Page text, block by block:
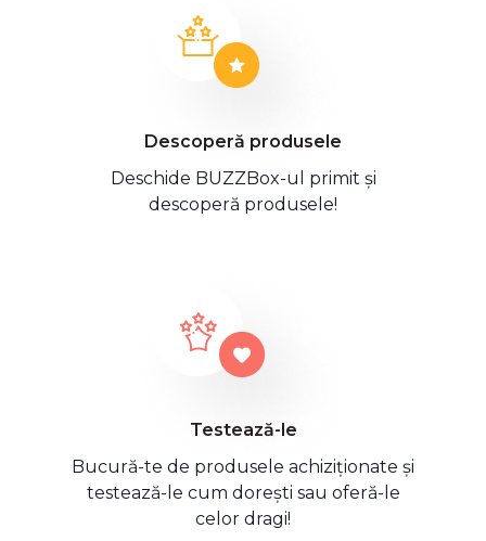
Descoperă produsele
Deschide BUZZBox-ul primit și
descoperă produsele!
Testează-le
Bucură-te de produsele achiziționate și
testează-le cum dorești sau oferă-le
celor dragi!